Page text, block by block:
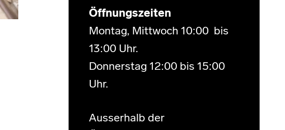
Öffnungszeiten
Montag, Mittwoch 10:00 bis
13:00 Uhr.
Donnerstag 12:00 bis 15:00
Uhr.
Ausserhalb der